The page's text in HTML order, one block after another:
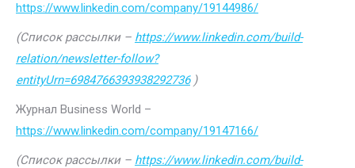
https://www.linkedin.com/company/19144986/
(Список рассылки – https://www.linkedin.com/build-
relation/newsletter-follow?
entityUrn=6984766393938292736)
Журнал Business World –
https://www.linkedin.com/company/19147166/
(Список рассылки – https://www.linkedin.com/build-